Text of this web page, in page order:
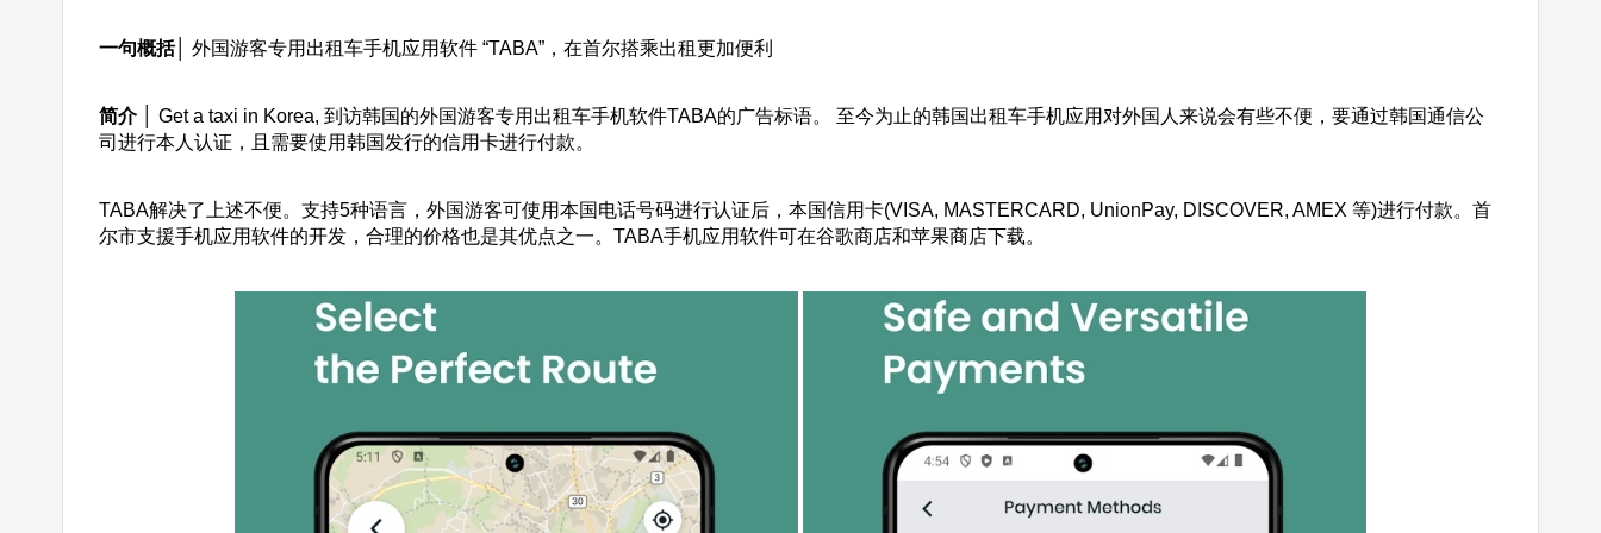
一句概括│ 外国游客专用出租车手机应用软件 “TABA”，在首尔搭乘出租更加便利
简介 │
Get a taxi in Korea, 到访韩国的外国游客专用出租车手机软件TABA的广告标语。 至今为止的韩国出租车手机应用对外国人来说会有些不便，要通过韩国通信公
司进行本人认证，且需要使用韩国发行的信用卡进行付款。
TABA解决了上述不便。支持5种语言，外国游客可使用本国电话号码进行认证后，本国信用卡(VISA, MASTERCARD, UnionPay, DISCOVER, AMEX 等)进行付款。首
尔市支援手机应用软件的开发，合理的价格也是其优点之一。TABA手机应用软件可在谷歌商店和苹果商店下载。